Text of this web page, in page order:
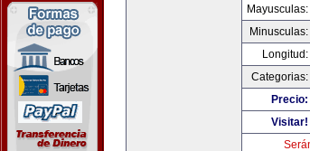
Mayusculas:
Minusculas:
Longitud:
Categorias:
Precio:
Visitar!